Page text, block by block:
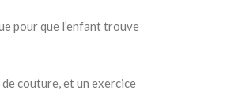
pour que l’enfant trouve
de couture, et un exercice